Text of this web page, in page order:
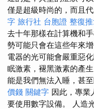
僅是超級時尚的，而且
字 旅行社 台胞證 整復
去十年那樣在計算機和
勢可能只會在這些年來增
電器的光可能會嚴重惡
眠激素，褪黑激素的產生
能是我們無法入睡，甚
價錢 關鍵字 因此，專業
要使用數字設備。 人造